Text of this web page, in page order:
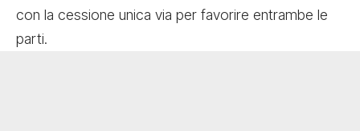
con la cessione unica via per favorire entrambe le
parti.